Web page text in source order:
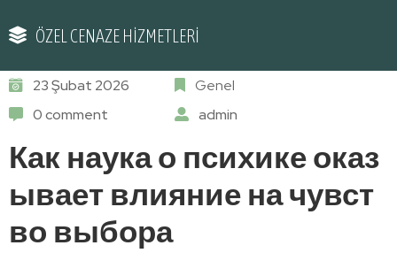
ÖZEL CENAZE HİZMETLERİ
23 Şubat 2026
Genel
0 comment
admin
Как наука о психике оказ
ывает влияние на чувст
во выбора